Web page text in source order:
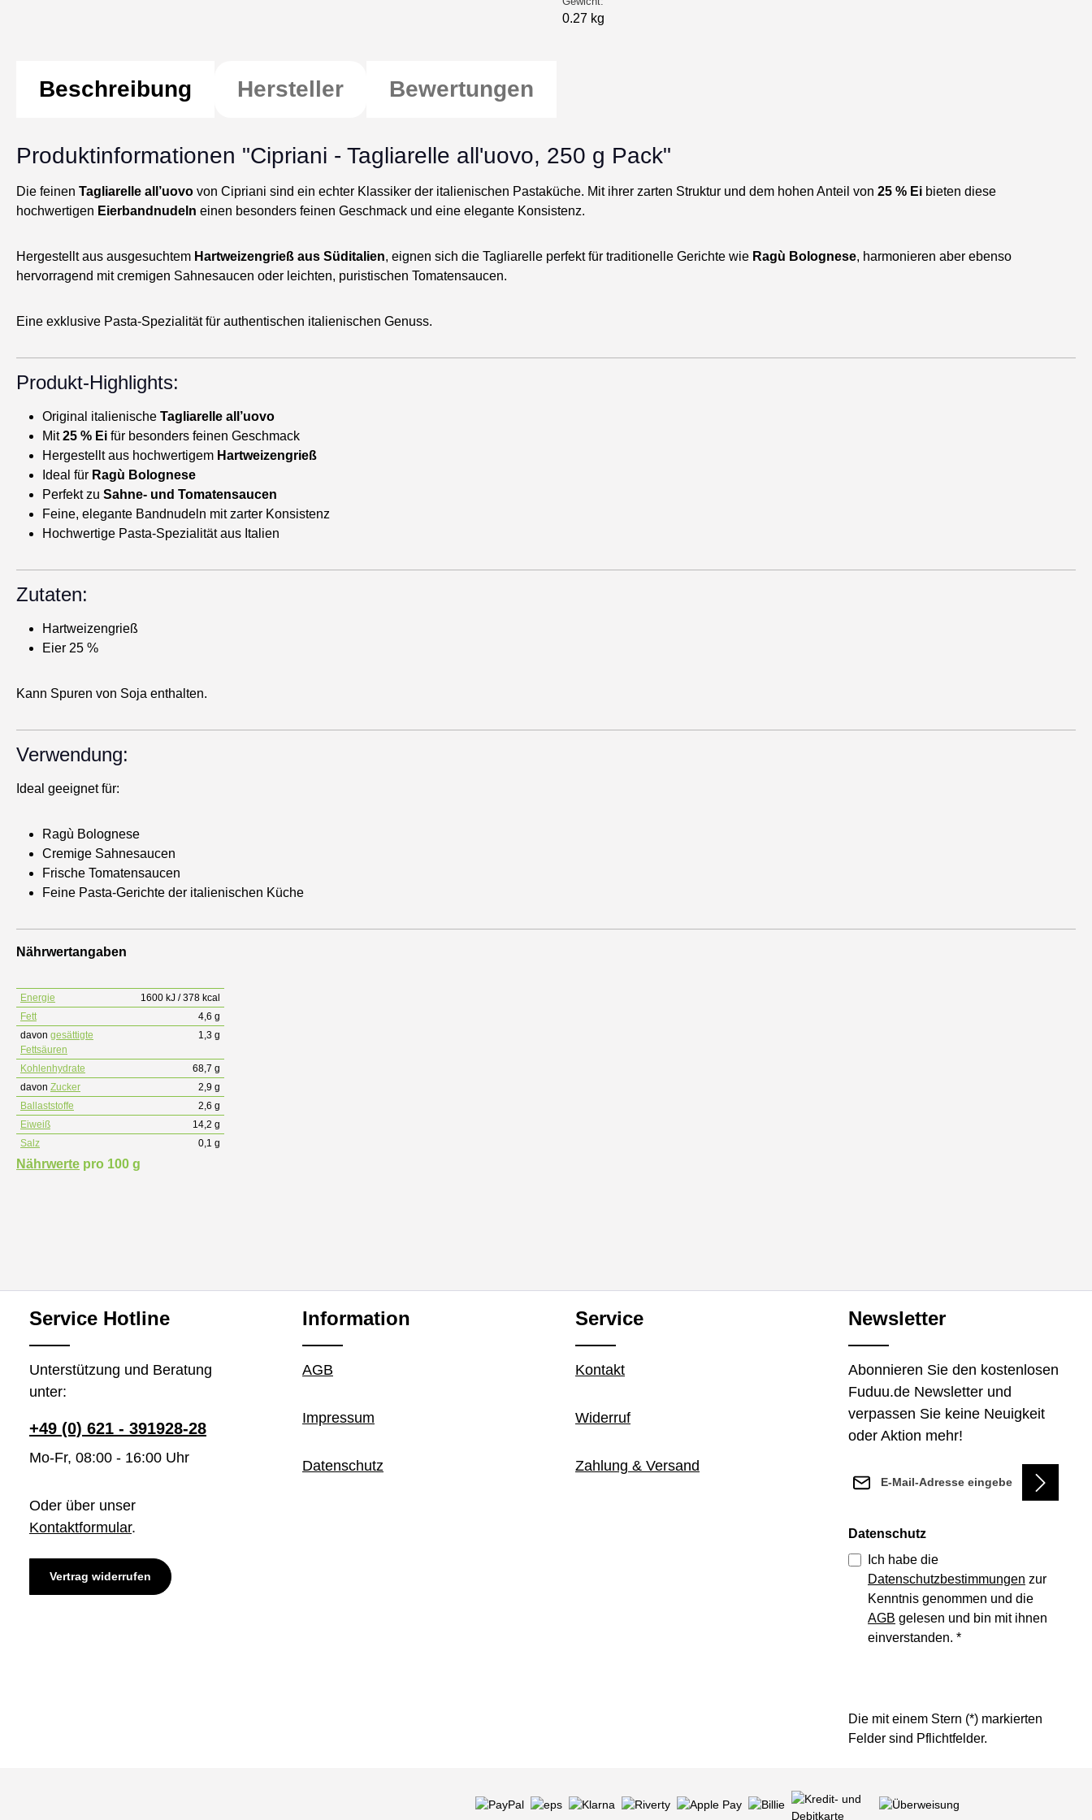
0.27 kg
Beschreibung Hersteller Bewertungen
Produktinformationen "Cipriani - Tagliarelle all'uovo, 250 g Pack"
Die feinen Tagliarelle all’uovo von Cipriani sind ein echter Klassiker der italienischen Pastaküche. Mit ihrer zarten Struktur und dem hohen Anteil von 25 % Ei bieten diese
hochwertigen Eierbandnudeln einen besonders feinen Geschmack und eine elegante Konsistenz.
Hergestellt aus ausgesuchtem Hartweizengrieß aus Süditalien, eignen sich die Tagliarelle perfekt für traditionelle Gerichte wie Ragù Bolognese, harmonieren aber ebenso
hervorragend mit cremigen Sahnesaucen oder leichten, puristischen Tomatensaucen.
Eine exklusive Pasta-Spezialität für authentischen italienischen Genuss.
Produkt-Highlights:
Original italienische Tagliarelle all’uovo
Mit25 % Ei für besonders feinen Geschmack
Hergestellt aus hochwertigem Hartweizengrieß
Ideal für Ragù Bolognese
Perfekt zu Sahne- und Tomatensaucen
Feine, elegante Bandnudeln mit zarter Konsistenz
Hochwertige Pasta-Spezialität aus Italien
Zutaten:
Hartweizengrieß
Eier 25 %
Kann Spuren von Soja enthalten.
Verwendung:
Ideal geeignet für:
Ragù Bolognese
Cremige Sahnesaucen
Frische Tomatensaucen
Feine Pasta-Gerichte der italienischen Küche
Nährwertangaben
Nährwerte pro 100 g
Energie
1600 kJ / 378 kcal
Fett
4,6 g
davon gesättigte
Fettsäuren
1,3 g
Kohlenhydrate
68,7 g
davon Zucker
2,9 g
Ballaststoffe
2,6 g
Eiweiß
14,2 g
Salz
0,1 g
Service Hotline
Unterstützung und Beratung
unter:
+49 (0) 621 - 391928-28
Mo-Fr, 08:00 - 16:00 Uhr
Oder über unser
Kontaktformular.
Vertrag widerrufen
Information
AGB
Impressum
Datenschutz
Service
Kontakt
Widerruf
Zahlung & Versand
Newsletter
Abonnieren Sie den kostenlosen
Fuduu.de Newsletter und
verpassen Sie keine Neuigkeit
oder Aktion mehr!
Datenschutz
Ich habe die
Datenschutzbestimmungen zur
Kenntnis genommen und die
AGB gelesen und bin mit ihnen
einverstanden. *
Die mit einem Stern (*) markierten
Felder sind Pflichtfelder.